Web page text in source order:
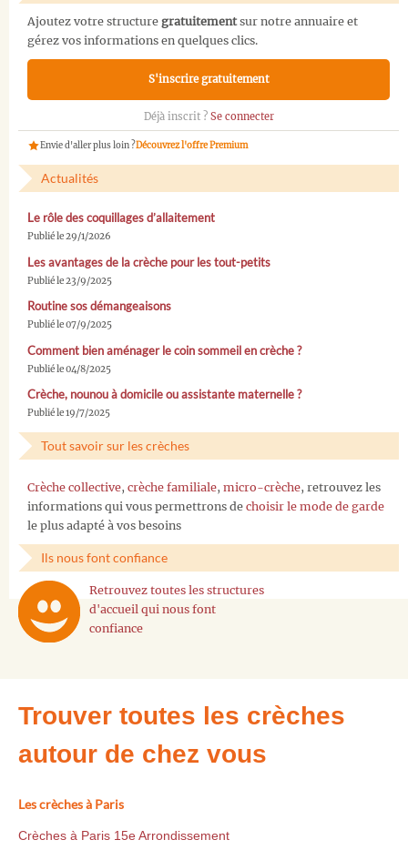
Ajoutez votre structure gratuitementsur notre annuaire et
gérez vos informations en quelques clics.
S'inscrire gratuitement
Déjà inscrit ? Se connecter
Envie d'aller plus loin ?Découvrez l'offre Premium
Actualités
Le rôle des coquillages d’allaitement
Publié le 29/1/2026
Les avantages de la crèche pour les tout-petits
Publié le 23/9/2025
Routine sos démangeaisons
Publié le 07/9/2025
Comment bien aménager le coin sommeil en crèche ?
Publié le 04/8/2025
Crèche, nounou à domicile ou assistante maternelle ?
Publié le 19/7/2025
Tout savoir sur les crèches
Crèche collective, crèche familiale, micro-crèche, retrouvez les
informations qui vous permettrons de choisir le mode de garde
le plus adapté à vos besoins
Ils nous font confiance
Retrouvez toutes les structures
d'accueil qui nous font
confiance
Trouver toutes les crèches
autour de chez vous
Les crèches à Paris
Crèches à Paris 15e Arrondissement